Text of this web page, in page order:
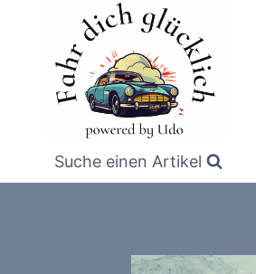
springen
Suche einen Artikel